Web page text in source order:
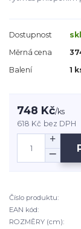
Dostupnost
Měrná cena
Balení
1
748 Kč/ks
618 Kč bez DPH
Číslo produktu:
EAN kód:
ROZMĚRY (cm):